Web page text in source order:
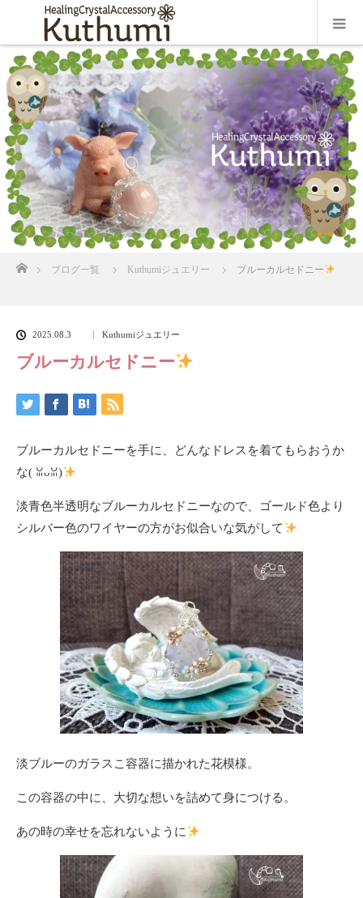
ブログ一覧 Kuthumiジュエリー ブルーカルセドニー
2025.08.3 Kuthumiジュエリー
ブルーカルセドニー
ブルーカルセドニーを手に、どんなドレスを着てもらおうか
な(⁠ ⁠ꈍ⁠ᴗ⁠ꈍ⁠)
淡青色半透明なブルーカルセドニーなので、ゴールド色より
シルバー色のワイヤーの方がお似合いな気がして
淡ブルーのガラスこ容器に描かれた花模様。
この容器の中に、大切な想いを詰めて身につける。
あの時の幸せを忘れないように